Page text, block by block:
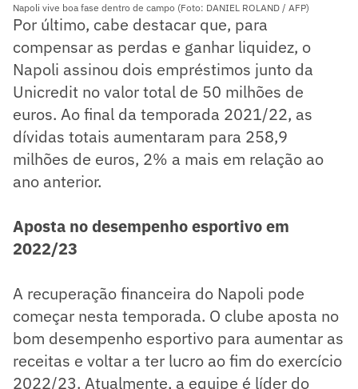
Napoli vive boa fase dentro de campo (Foto: DANIEL ROLAND / AFP)
Por último, cabe destacar que, para
compensar as perdas e ganhar liquidez, o
Napoli assinou dois empréstimos junto da
Unicredit no valor total de 50 milhões de
euros. Ao final da temporada 2021/22, as
dívidas totais aumentaram para 258,9
milhões de euros, 2% a mais em relação ao
ano anterior.
Aposta no desempenho esportivo em
2022/23
A recuperação financeira do Napoli pode
começar nesta temporada. O clube aposta no
bom desempenho esportivo para aumentar as
receitas e voltar a ter lucro ao fim do exercício
2022/23. Atualmente, a equipe é líder do